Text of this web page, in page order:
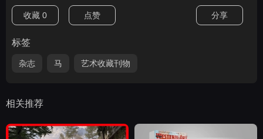
收藏 0 点赞 分享
标签
杂志 马 艺术收藏刊物
相关推荐